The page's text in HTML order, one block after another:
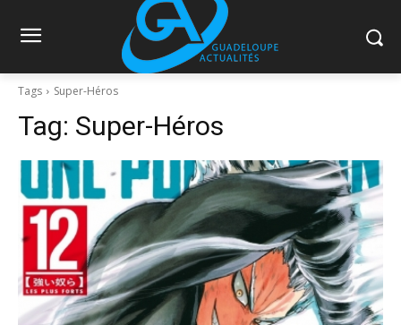
Tags Super-Héros
Tag: Super-Héros